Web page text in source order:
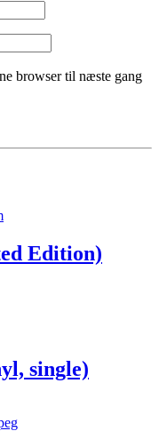
browser til næste gang
Edition)
single)